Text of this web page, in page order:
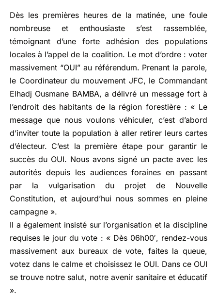
Dès les premières heures de la matinée, une foule
nombreuse et enthousiaste s’est rassemblée,
témoignant d’une forte adhésion des populations
locales à l’appel de la coalition. Le mot d’ordre : voter
massivement “OUI” au référendum. Prenant la parole,
le Coordinateur du mouvement JFC, le Commandant
Elhadj Ousmane BAMBA, a délivré un message fort à
l’endroit des habitants de la région forestière : « Le
message que nous voulons véhiculer, c’est d’abord
d’inviter toute la population à aller retirer leurs cartes
d’électeur. C’est la première étape pour garantir le
succès du OUI. Nous avons signé un pacte avec les
autorités depuis les audiences foraines en passant
par la vulgarisation du projet de Nouvelle
Constitution, et aujourd’hui nous sommes en pleine
campagne ».
Il a également insisté sur l’organisation et la discipline
requises le jour du vote : « Dès 06h00′, rendez-vous
massivement aux bureaux de vote, faites la queue,
votez dans le calme et choisissez le OUI. Dans ce OUI
se trouve notre salut, notre avenir sanitaire et éducatif
».